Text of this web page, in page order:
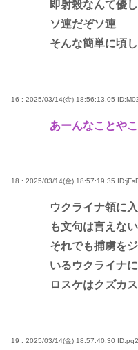
即射殺なんて優
ソ連だぞソ連
そんな簡単に頃
16 : 2025/03/14(金) 18:56:13.05
あーんなことや
18 : 2025/03/14(金) 18:57:19.35
ウクライナ領に
も文句は言えない
それでも捕虜を
いるウクライナ
ロスケはクズカ
19 : 2025/03/14(金) 18:57:40.30